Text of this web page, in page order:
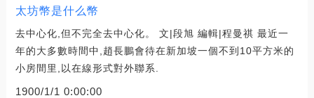
太坊幣是什么幣
去中心化,但不完全去中心化。 文|段旭 編輯|程曼祺 最近一
年的大多數時間中,趙長鵬會待在新加坡一個不到10平方米的
小房間里,以在線形式對外聯系.
1900/1/1 0:00:00